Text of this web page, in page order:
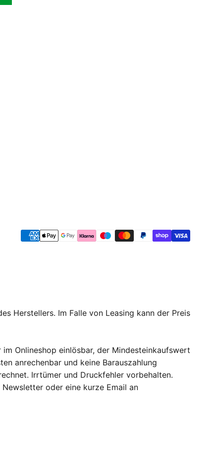
Herstellers. Im Falle von Leasing kann der Preis
Onlineshop einlösbar, der Mindesteinkaufswert
anrechenbar und keine Barauszahlung
Irrtümer und Druckfehler vorbehalten.
oder eine kurze Email an